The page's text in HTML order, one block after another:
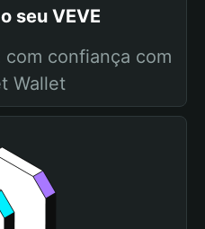
seu VEVE
com confiança com
Wallet